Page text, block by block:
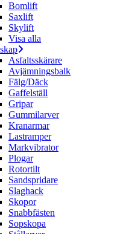
Bomlift
Saxlift
Skylift
Visa alla
Asfaltsskärare
Avjämningsbalk
Fälg/Däck
Gaffelställ
Gripar
Gummilarver
Kranarmar
Lastramper
Markvibrator
Plogar
Rotortilt
Sandspridare
Slaghack
Skopor
Snabbfästen
Sopskopa